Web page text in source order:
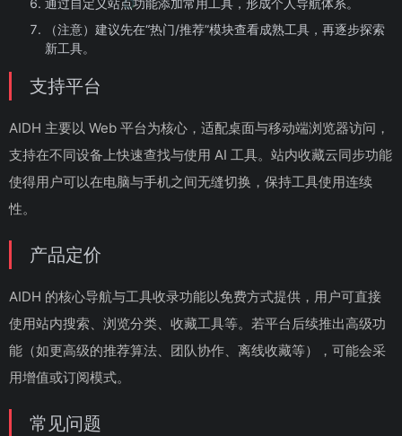
通过自定义站点功能添加常用工具，形成个人导航体系。
（注意）建议先在“热门/推荐”模块查看成熟工具，再逐步探索
新工具。
支持平台
AIDH 主要以 Web 平台为核心，适配桌面与移动端浏览器访问，
支持在不同设备上快速查找与使用 AI 工具。站内收藏云同步功能
使得用户可以在电脑与手机之间无缝切换，保持工具使用连续
性。
产品定价
AIDH 的核心导航与工具收录功能以免费方式提供，用户可直接
使用站内搜索、浏览分类、收藏工具等。若平台后续推出高级功
能（如更高级的推荐算法、团队协作、离线收藏等），可能会采
用增值或订阅模式。
常见问题